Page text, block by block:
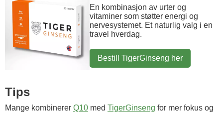
En kombinasjon av urter og
vitaminer som støtter energi og
nervesystemet. Et naturlig valg i en
travel hverdag.
Bestill TigerGinseng her
Tips
Mange kombinerer Q10 med TigerGinseng for mer fokus og